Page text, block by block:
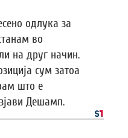
одлука за
во
на друг начин.
сум затоа
што е
Дешамп.